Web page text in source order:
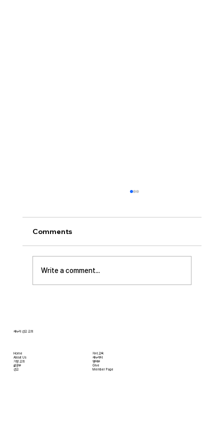
사랑하는 성도 여러분! 하나님께서 가장 싫어하
시는 것이 무엇일가요? 모두가 아시는 대로 바로
교만입니다. 이번 새벽기도 본문인 에스겔에서도
교만으로 인해 하나님의 거룩한 진노가 애굽과
Comments
Write a comment...
Home
About Us
​가정 교회
​삶공부
​선교
자녀 교육
새누리터
영어부
Give
Member Page
새누리 선교 교회